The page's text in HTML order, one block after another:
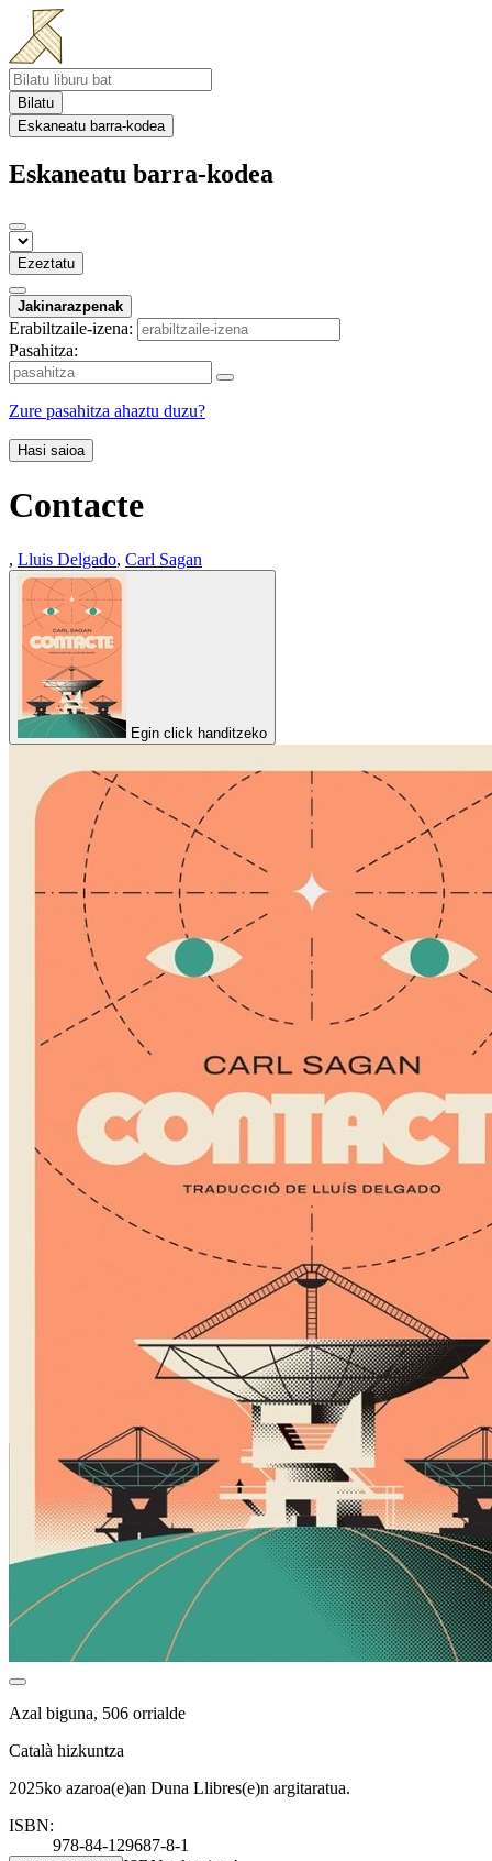
Bilatu
Eskaneatu barra-kodea
Eskaneatu barra-kodea
Ezeztatu
Jakinarazpenak
Erabiltzaile-izena:
Pasahitza:
Zure pasahitza ahaztu duzu?
Hasi saioa
Contacte
, Lluis Delgado, Carl Sagan
Egin click handitzeko
Azal biguna, 506 orrialde
Català hizkuntza
2025ko azaroa(e)an Duna Llibres(e)n argitaratua.
ISBN:
978-84-129687-8-1